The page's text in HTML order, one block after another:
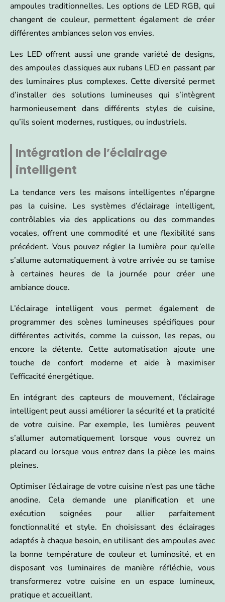
ampoules traditionnelles. Les options de LED RGB, qui
changent de couleur, permettent également de créer
différentes ambiances selon vos envies.
Les LED offrent aussi une grande variété de designs,
des ampoules classiques aux rubans LED en passant par
des luminaires plus complexes. Cette diversité permet
d’installer des solutions lumineuses qui s’intègrent
harmonieusement dans différents styles de cuisine,
qu’ils soient modernes, rustiques, ou industriels.
Intégration de l’éclairage
intelligent
La tendance vers les maisons intelligentes n’épargne
pas la cuisine. Les systèmes d’éclairage intelligent,
contrôlables via des applications ou des commandes
vocales, offrent une commodité et une flexibilité sans
précédent. Vous pouvez régler la lumière pour qu’elle
s’allume automatiquement à votre arrivée ou se tamise
à certaines heures de la journée pour créer une
ambiance douce.
L’éclairage intelligent vous permet également de
programmer des scènes lumineuses spécifiques pour
différentes activités, comme la cuisson, les repas, ou
encore la détente. Cette automatisation ajoute une
touche de confort moderne et aide à maximiser
l’efficacité énergétique.
En intégrant des capteurs de mouvement, l’éclairage
intelligent peut aussi améliorer la sécurité et la praticité
de votre cuisine. Par exemple, les lumières peuvent
s’allumer automatiquement lorsque vous ouvrez un
placard ou lorsque vous entrez dans la pièce les mains
pleines.
Optimiser l’éclairage de votre cuisine n’est pas une tâche
anodine. Cela demande une planification et une
exécution soignées pour allier parfaitement
fonctionnalité et style. En choisissant des éclairages
adaptés à chaque besoin, en utilisant des ampoules avec
la bonne température de couleur et luminosité, et en
disposant vos luminaires de manière réfléchie, vous
transformerez votre cuisine en un espace lumineux,
pratique et accueillant.